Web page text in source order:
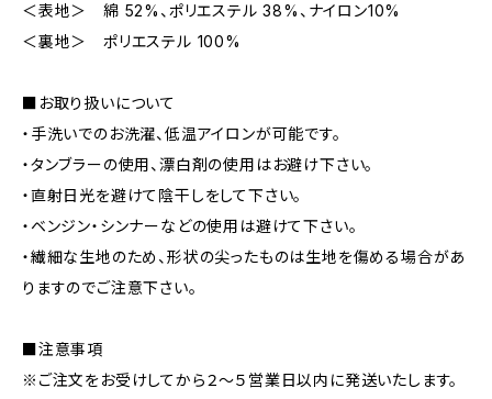
＜表地＞ 綿 52%、ポリエステル 38%、ナイロン10%
＜裏地＞ ポリエステル 100%
■お取り扱いについて
・手洗いでのお洗濯、低温アイロンが可能です。
・タンブラーの使用、漂白剤の使用はお避け下さい。
・直射日光を避けて陰干しをして下さい。
・ベンジン・シンナーなどの使用は避けて下さい。
・繊細な生地のため、形状の尖ったものは生地を傷める場合があ
りますのでご注意下さい。
■注意事項
※ご注文をお受けしてから２～５営業日以内に発送いたします。